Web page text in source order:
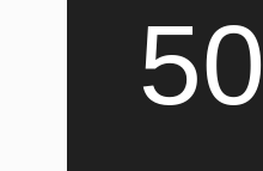
50